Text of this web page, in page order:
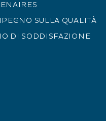
SULLA QUALITÀ
DI SODDISFAZIONE